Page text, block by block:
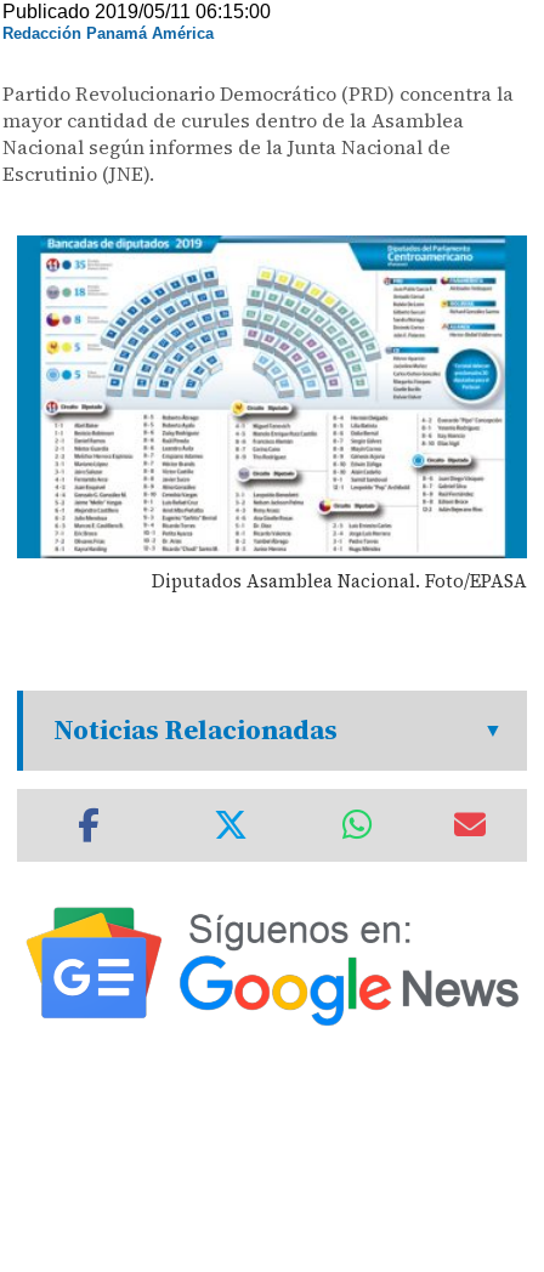
Publicado 2019/05/11 06:15:00
Redacción Panamá América
Partido Revolucionario Democrático (PRD) concentra la
mayor cantidad de curules dentro de la Asamblea
Nacional según informes de la Junta Nacional de
Escrutinio (JNE).
Diputados Asamblea Nacional. Foto/EPASA
Noticias Relacionadas